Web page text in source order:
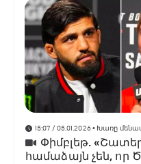
15:07 / 05.01.2026• Խառը
Փիմբլեթ.
համաձայն չեն, որ